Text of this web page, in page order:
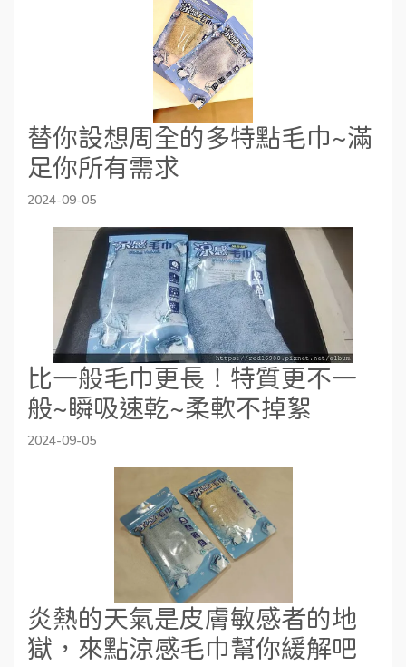
替你設想周全的多特點毛巾~滿
足你所有需求
2024-09-05
比一般毛巾更長！特質更不一
般~瞬吸速乾~柔軟不掉絮
2024-09-05
炎熱的天氣是皮膚敏感者的地
獄，來點涼感毛巾幫你緩解吧